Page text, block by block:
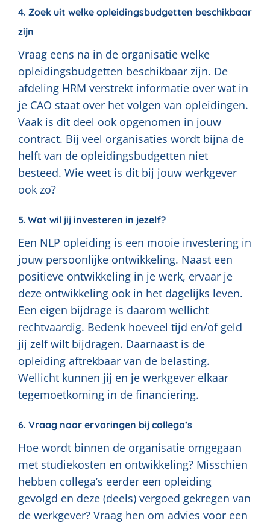
4. Zoek uit welke opleidingsbudgetten beschikbaar
zijn
Vraag eens na in de organisatie welke
opleidingsbudgetten beschikbaar zijn. De
afdeling HRM verstrekt informatie over wat in
je CAO staat over het volgen van opleidingen.
Vaak is dit deel ook opgenomen in jouw
contract. Bij veel organisaties wordt bijna de
helft van de opleidingsbudgetten niet
besteed. Wie weet is dit bij jouw werkgever
ook zo?
5. Wat wil jij investeren in jezelf?
Een NLP opleiding is een mooie investering in
jouw persoonlijke ontwikkeling. Naast een
positieve ontwikkeling in je werk, ervaar je
deze ontwikkeling ook in het dagelijks leven.
Een eigen bijdrage is daarom wellicht
rechtvaardig. Bedenk hoeveel tijd en/of geld
jij zelf wilt bijdragen. Daarnaast is de
opleiding aftrekbaar van de belasting.
Wellicht kunnen jij en je werkgever elkaar
tegemoetkoming in de financiering.
6. Vraag naar ervaringen bij collega’s
Hoe wordt binnen de organisatie omgegaan
met studiekosten en ontwikkeling? Misschien
hebben collega’s eerder een opleiding
gevolgd en deze (deels) vergoed gekregen van
de werkgever? Vraag hen om advies voor een